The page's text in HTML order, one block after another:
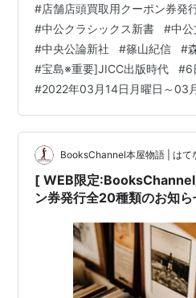
Channel( ブックスチャンネル
市山本町南１丁目７−7番20号
泉... 音楽は癒やしの泉…生活に
さんBo…
#店舗店頭買取用クーポン券発
#中公クラシックス新書 #中公
#中央公論新社 #篠山紀信 #
#宝島※重要]JICC出版時代 #6
#2022年03月14日月曜日～03
BooksChannel本屋物語 | はて
[ WEB限定
ン券発行全20種類のお知ら
中公クラシックス新書 #中
公論新社 #篠山紀信 #森山
出版時代 | 6日間限定 |
～03月19日(土曜日) 他 |